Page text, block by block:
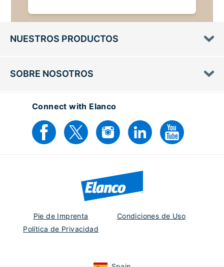
NUESTROS PRODUCTOS
SOBRE NOSOTROS
Connect with Elanco
Pie de Imprenta
Condiciones de Uso
Política de Privacidad